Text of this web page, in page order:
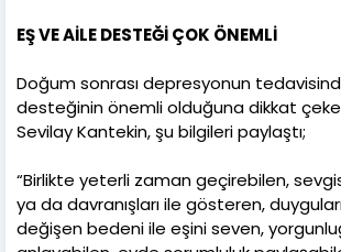
EŞ VE AİLE DESTEĞİ ÇOK ÖNEMLİ
Doğum sonrası depresyonun
desteğinin önemli olduğuna dikkat
Sevilay Kantekin, şu bilgileri paylaştı;
“Birlikte yeterli zaman geçirebilen,
ya da davranışları ile gösteren,
değişen bedeni ile eşini seven,